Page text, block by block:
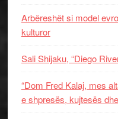
Arbëreshët si model
kulturor
Sali Shijaku, “Diego
“Dom Fred Kalaj, mes
e shpresës, kujtesës